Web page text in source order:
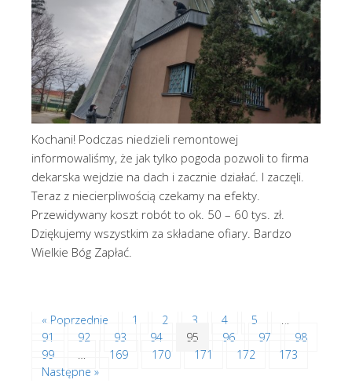
Kochani! Podczas niedzieli remontowej
informowaliśmy, że jak tylko pogoda pozwoli to firma
dekarska wejdzie na dach i zacznie działać. I zaczęli.
Teraz z niecierpliwością czekamy na efekty.
Przewidywany koszt robót to ok. 50 – 60 tys. zł.
Dziękujemy wszystkim za składane ofiary. Bardzo
Wielkie Bóg Zapłać.
« Poprzednie 1 2 3 4 5
91
92 93 94 95 96 97
98
99
169 170 171 172
173
Następne »